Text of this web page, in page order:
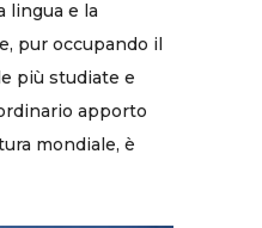
lingua e la
pur occupando il
più studiate e
apporto
mondiale, è